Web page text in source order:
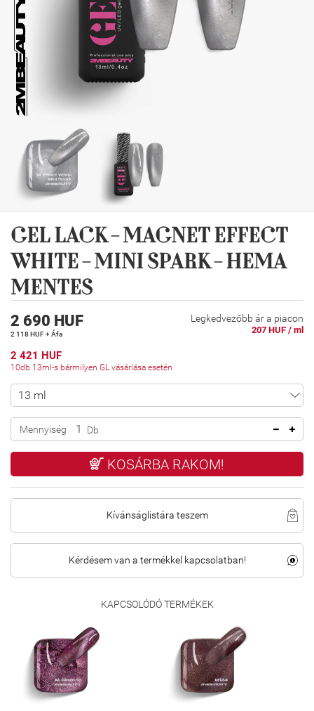
GEL LACK - MAGNET EFFECT
WHITE - MINI SPARK - HEMA
MENTES
Legkedvezőbb ár a piacon
207 HUF / ml
2 690 HUF
2 118 HUF + Áfa
2 421 HUF
10db 13ml-s bármilyen GL vásárlása esetén
Mennyiség Db
KOSÁRBA RAKOM!
Kívánságlistára teszem
Kérdésem van a termékkel kapcsolatban!
KAPCSOLÓDÓ TERMÉKEK